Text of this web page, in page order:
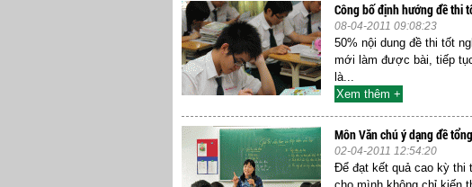
Công bố định hướng đề thi
08-04-2011 09:08:23
50% nội dung đề thi tốt
mới làm được bài, tiếp
là...
Xem thêm +
Môn Văn chú ý dạng đề
02-04-2011 12:54:20
Để đạt kết quả cao kỳ thi